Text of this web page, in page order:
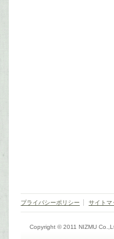
プライバシーポリシー サイトマ
Copyright © 2011 NIZMU